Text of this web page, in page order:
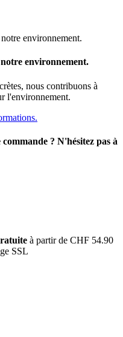
environnement.
nous contribuons à
l'environnement.
? N'hésitez pas à
à partir de CHF 54.90
SSL